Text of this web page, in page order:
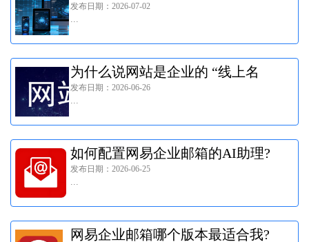
障网站稳定不宕机?
发布日期：2026-07-02
为什么说网站是企业的 “线上名
片”?
发布日期：2026-06-26
如何配置网易企业邮箱的AI助理?
发布日期：2026-06-25
网易企业邮箱哪个版本最适合我?